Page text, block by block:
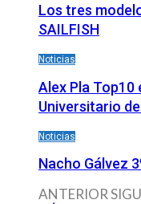
Los tres
SAILFISH
Noticias
Alex Pla Top10
Universitario
Noticias
Nacho Gálvez
ANTERIOR